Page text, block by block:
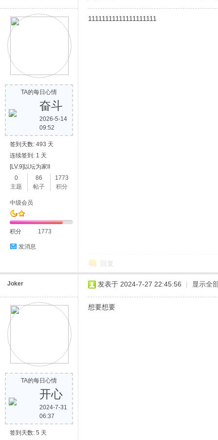
TA的每日心情
奋斗
2026-5-14
09:52
签到天数: 493 天
连续签到: 1 天
[LV.9]以坛为家II
0
主题
86
帖子
1773
积分
中级会员
积分 1773
发消息
11111111111111111111
回复
Joker
TA的每日心情
开心
2024-7-31
06:37
签到天数: 5 天
发表于 2024-7-27 22:45:56 | 显示全
想要想要